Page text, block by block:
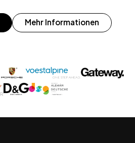
Mehr Informationen